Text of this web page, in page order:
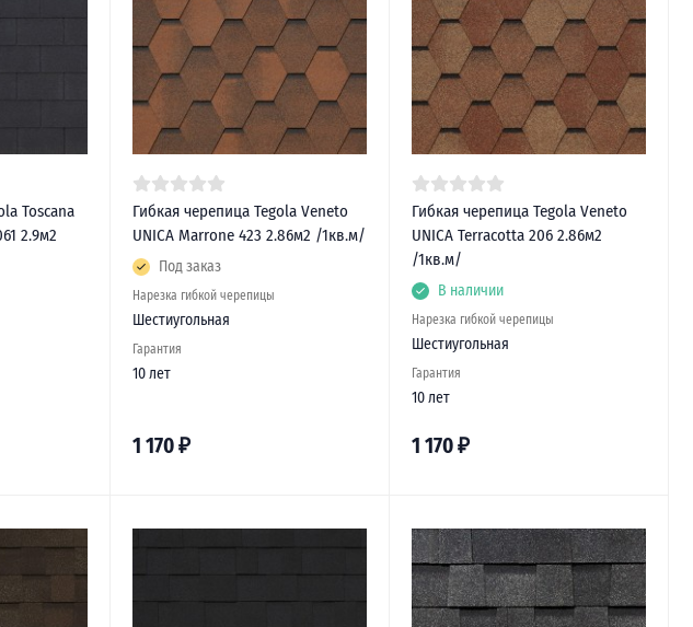
Toscana
2.9м2
Гибкая черепица Tegola Veneto
UNICA Marrone 423 2.86м2 /1кв.м/
Под заказ
Нарезка гибкой черепицы
Шестиугольная
Гарантия
10 лет
1 170₽
Гибкая черепица Tegola Veneto
UNICA Terracotta 206 2.86м2
/1кв.м/
В наличии
Нарезка гибкой черепицы
Шестиугольная
Гарантия
10 лет
1 170₽